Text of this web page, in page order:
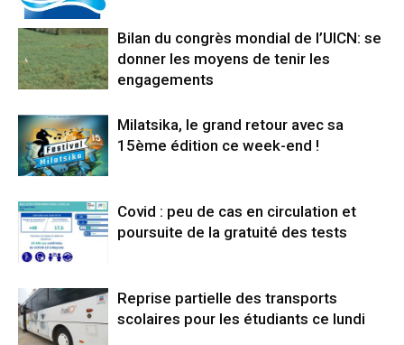
Bilan du congrès mondial de l’UICN: se
donner les moyens de tenir les
engagements
Milatsika, le grand retour avec sa
15ème édition ce week-end !
Covid : peu de cas en circulation et
poursuite de la gratuité des tests
Reprise partielle des transports
scolaires pour les étudiants ce lundi